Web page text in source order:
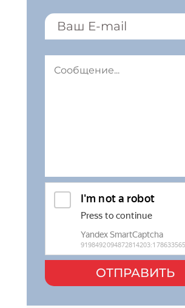
ОТПРАВИТЬ